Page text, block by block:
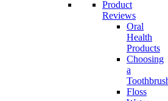
Product
Reviews
Oral
Health
Products
Choosing
a
Floss